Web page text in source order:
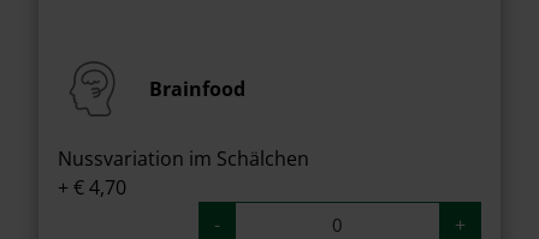
Brainfood
Nussvariation im Schälchen
+ € 4,70
-
+